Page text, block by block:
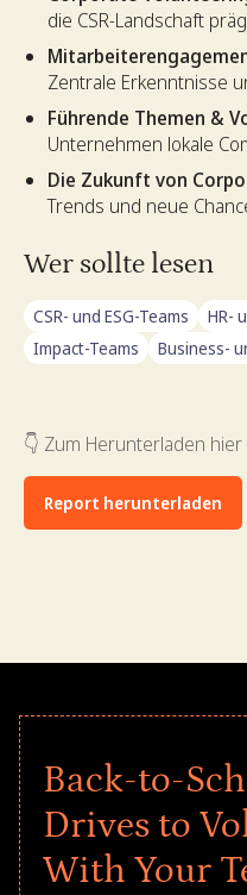
die CSR-Landschaft
Zentrale Erkenntnisse
Führende Themen &
Unternehmen lokale
Die Zukunft von
Trends und neue
Wer sollte lesen
CSR- und ESG-Teams
HR-
Impact-Teams
Business-
👇 Zum Herunterladen hier
Report herunterladen
Back-to-
Drives to
With Your